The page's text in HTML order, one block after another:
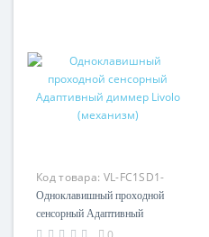
Код товара: VL-FC1SD1-
2G
Одноклавишный проходной
сенсорный Адаптивный
диммер Livolo (механизм)